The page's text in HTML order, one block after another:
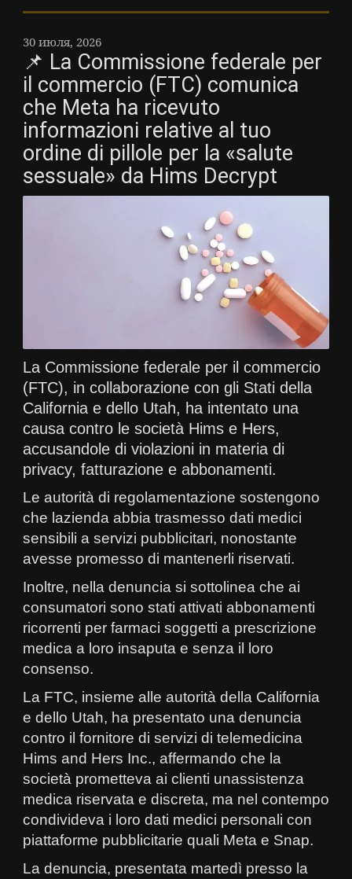
30 июля, 2026
📌 La Commissione federale per
il commercio (FTC) comunica
che Meta ha ricevuto
informazioni relative al tuo
ordine di pillole per la «salute
sessuale» da Hims Decrypt
La Commissione federale per il commercio
(FTC), in collaborazione con gli Stati della
California e dello Utah, ha intentato una
causa contro le società Hims e Hers,
accusandole di violazioni in materia di
privacy, fatturazione e abbonamenti.
Le autorità di regolamentazione sostengono
che lazienda abbia trasmesso dati medici
sensibili a servizi pubblicitari, nonostante
avesse promesso di mantenerli riservati.
Inoltre, nella denuncia si sottolinea che ai
consumatori sono stati attivati abbonamenti
ricorrenti per farmaci soggetti a prescrizione
medica a loro insaputa e senza il loro
consenso.
La FTC, insieme alle autorità della California
e dello Utah, ha presentato una denuncia
contro il fornitore di servizi di telemedicina
Hims and Hers Inc., affermando che la
società prometteva ai clienti unassistenza
medica riservata e discreta, ma nel contempo
condivideva i loro dati medici personali con
piattaforme pubblicitarie quali Meta e Snap.
La denuncia, presentata martedì presso la